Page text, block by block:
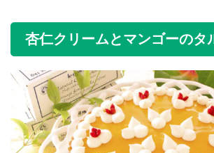
杏仁クリームとマンゴーのタ